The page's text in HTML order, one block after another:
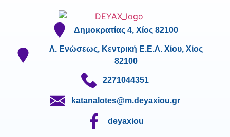
Δημοκρατίας 4, Χίος 82100
Λ. Ενώσεως, Κεντρική Ε.Ε.Λ. Χίου, Χίος
82100
2271044351
katanalotes@m.deyaxiou.gr
deyaxiou